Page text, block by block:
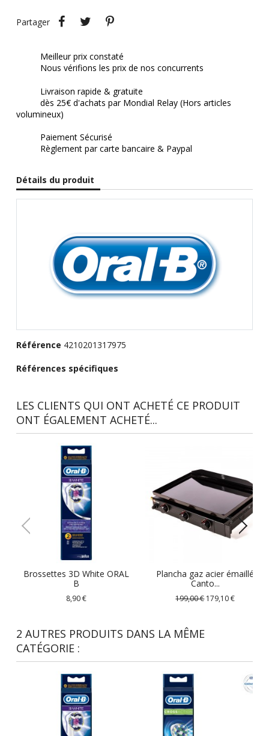
Partager
PartagerTweet
Meilleur prix constaté
Nous vérifions les prix de nos concurrents
Livraison rapide & gratuite
dès 25€ d'achats par Mondial Relay (Hors articles
volumineux)
Paiement Sécurisé
Règlement par carte bancaire & Paypal
Détails du produit
Référence 4210201317975
Références spécifiques
LES CLIENTS QUI ONT ACHETÉ CE PRODUIT
ONT ÉGALEMENT ACHETÉ...
Brossettes 3D White ORAL
B
8,90 €
Plancha gaz acier émaillé
Canto...
199,00 € 179,10 €
2 AUTRES PRODUITS DANS LA MÊME
CATÉGORIE :